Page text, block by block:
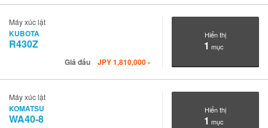
Máy xúc lật
KUBOTA
R430Z
Giá đấu JPY1,810,000-
Hiển thị
1 mục
Máy xúc lật
KOMATSU
WA40-8
Hiển thị
1 mục